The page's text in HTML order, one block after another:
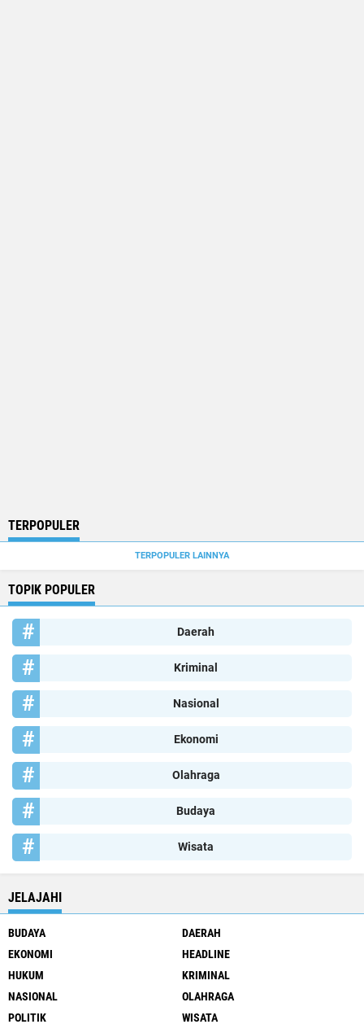
TERPOPULER
TERPOPULER LAINNYA
TOPIK POPULER
Daerah
Kriminal
Nasional
Ekonomi
Olahraga
Budaya
Wisata
JELAJAHI
BUDAYA
DAERAH
EKONOMI
HEADLINE
HUKUM
KRIMINAL
NASIONAL
OLAHRAGA
POLITIK
WISATA